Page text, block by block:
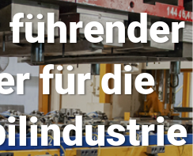
für die